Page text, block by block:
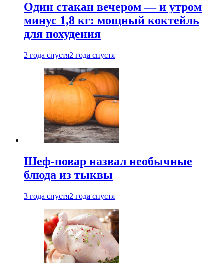
Один стакан вечером — и утром
минус 1,8 кг: мощный коктейль
для похудения
2 года спустя2 года спустя
Шеф-повар назвал необычные
блюда из тыквы
3 года спустя2 года спустя